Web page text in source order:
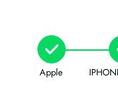
Apple